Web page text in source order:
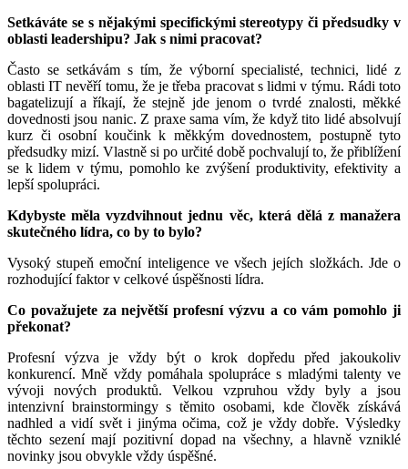
Setkáváte se s nějakými specifickými stereotypy či předsudky v
oblasti leadershipu? Jak s nimi pracovat?
Často se setkávám s tím, že výborní specialisté, technici, lidé z
oblasti IT nevěří tomu, že je třeba pracovat s lidmi v týmu. Rádi toto
bagatelizují a říkají, že stejně jde jenom o tvrdé znalosti, měkké
dovednosti jsou nanic. Z praxe sama vím, že když tito lidé absolvují
kurz či osobní koučink k měkkým dovednostem, postupně tyto
předsudky mizí. Vlastně si po určité době pochvalují to, že přiblížení
se k lidem v týmu, pomohlo ke zvýšení produktivity, efektivity a
lepší spolupráci.
Kdybyste měla vyzdvihnout jednu věc, která dělá z manažera
skutečného lídra, co by to bylo?
Vysoký stupeň emoční inteligence ve všech jejích složkách. Jde o
rozhodující faktor v celkové úspěšnosti lídra.
Co považujete za největší profesní výzvu a co vám pomohlo ji
překonat?
Profesní výzva je vždy být o krok dopředu před jakoukoliv
konkurencí. Mně vždy pomáhala spolupráce s mladými talenty ve
vývoji nových produktů. Velkou vzpruhou vždy byly a jsou
intenzivní brainstormingy s těmito osobami, kde člověk získává
nadhled a vidí svět i jinýma očima, což je vždy dobře. Výsledky
těchto sezení mají pozitivní dopad na všechny, a hlavně vzniklé
novinky jsou obvykle vždy úspěšné.